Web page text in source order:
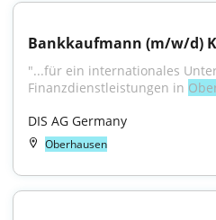
Bankkaufmann (m/w/d)
"...für ein internationales
Finanzdienstleistungen in
DIS AG Germany
Oberhausen